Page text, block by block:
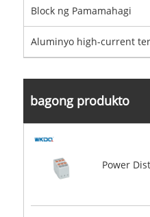
Block ng Pamamahagi
Aluminyo high-current
bagong produkto
Power